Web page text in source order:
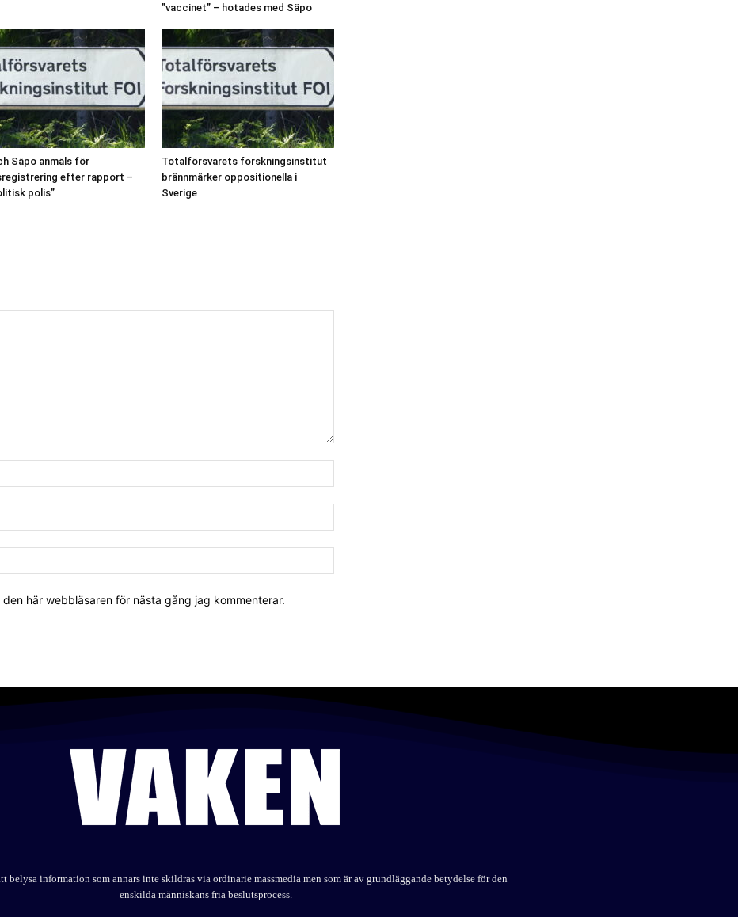
”vaccinet” – hotades med Säpo
Säpo anmäls för
efter rapport –
polis”
Totalförsvarets forskningsinstitut
brännmärker oppositionella i
Sverige
här webbläsaren för nästa gång jag kommenterar.
belysa information som annars inte skildras via ordinarie massmedia men som är av grundläggande betydelse för den
enskilda människans fria beslutsprocess.